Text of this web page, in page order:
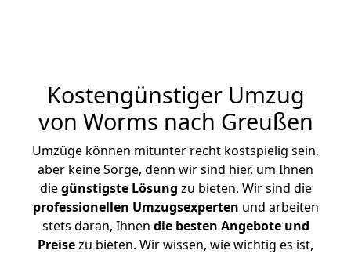
Kostengünstiger Umzug
von Worms nach Greußen
Umzüge können mitunter recht kostspielig sein,
aber keine Sorge, denn wir sind hier, um Ihnen
diegünstigste Lösung zu bieten. Wir sind die
professionellen Umzugsexperten und arbeiten
stets daran, Ihnen die besten Angebote und
Preisezu bieten. Wir wissen, wie wichtig es ist,